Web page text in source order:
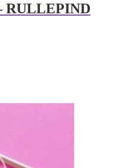
RULLEPIND